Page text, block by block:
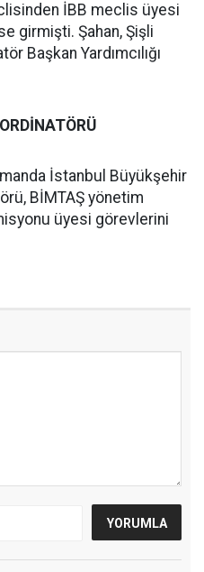
İBB meclis üyesi
girmişti. Şahan, Şişli
Başkan Yardımcılığı
İstanbul Büyükşehir
BİMTAŞ yönetim
üyesi görevlerini